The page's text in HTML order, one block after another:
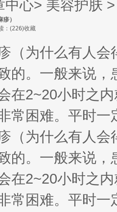
中心> 美容护肤
）
： (226)收藏
（为什么有人
的。一般来说
在2~20小时之
常困难。平时
（为什么有人
的。一般来说
在2~20小时之
常困难。平时